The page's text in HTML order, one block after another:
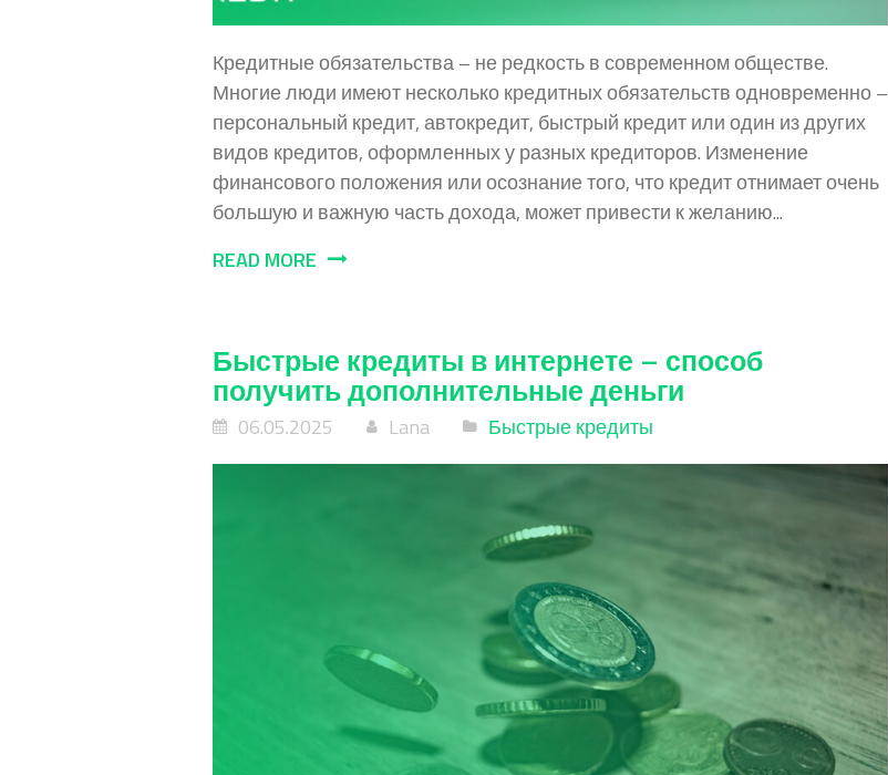
Кредитные обязательства – не редкость в современном обществе.
Многие люди имеют несколько кредитных обязательств одновременно –
персональный кредит, автокредит, быстрый кредит или один из других
видов кредитов, оформленных у разных кредиторов. Изменение
финансового положения или осознание того, что кредит отнимает очень
большую и важную часть дохода, может привести к желанию...
READ MORE
Быстрые кредиты в интернете – способ
получить дополнительные деньги
06.05.2025 Lana Быстрые кредиты